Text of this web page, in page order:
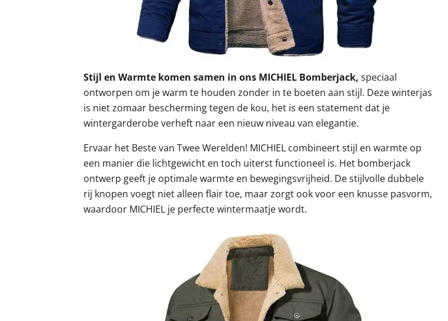
Stijl en Warmte komen samen in ons MICHIEL Bomberjack, speciaal
ontworpen om je warm te houden zonder in te boeten aan stijl. Deze winterjas
is niet zomaar bescherming tegen de kou, het is een statement dat je
wintergarderobe verheft naar een nieuw niveau van elegantie.
Ervaar het Beste van Twee Werelden! MICHIEL combineert stijl en warmte op
een manier die lichtgewicht en toch uiterst functioneel is. Het bomberjack
ontwerp geeft je optimale warmte en bewegingsvrijheid. De stijlvolle dubbele
rij knopen voegt niet alleen flair toe, maar zorgt ook voor een knusse pasvorm,
waardoor MICHIEL je perfecte wintermaatje wordt.